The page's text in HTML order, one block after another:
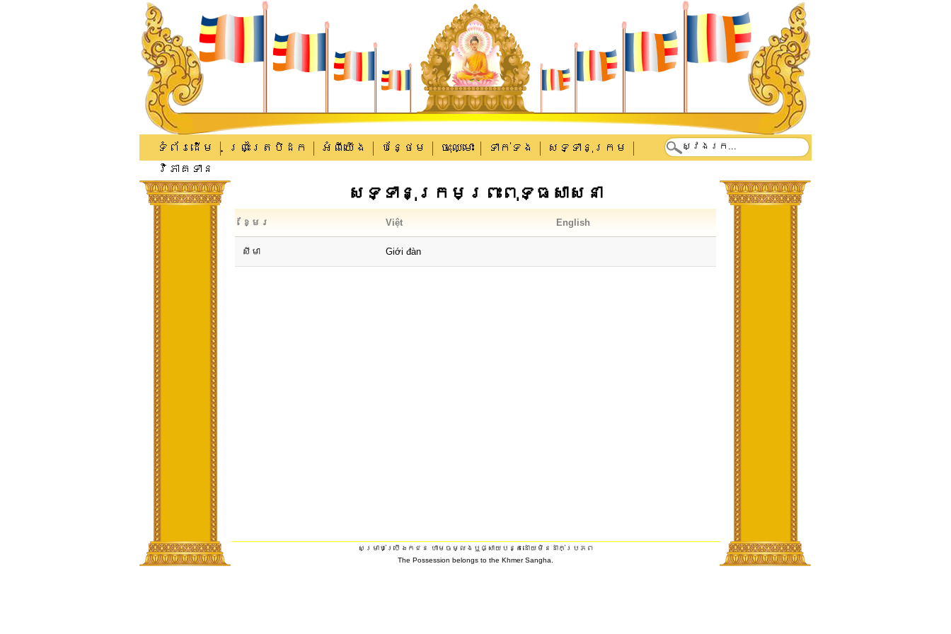
ទំព័រដើម ព្រះត្រៃបិដក អំពីយើង បន្ថែម ចុះឈ្មោះ ទាក់​ទង
សទ្ទានុក្រម
វិភាគទាន
សទ្ទានុក្រមព្រះពុទ្ធសាសនា
ខ្មែរ Việt English
សីមា Giới đàn
សម្រាប់ប្រើឯកជន ហាមចម្លងឬផ្សាយបន្តដោយមិនដាក់ប្រភព
The Possession belongs to the Khmer Sangha.